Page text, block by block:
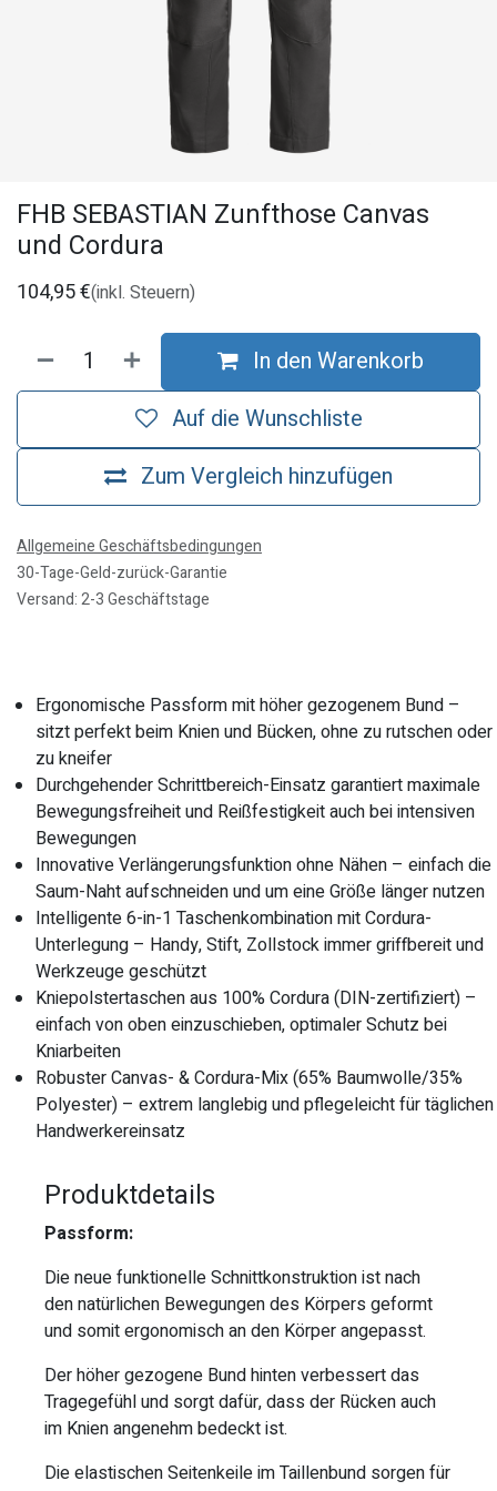
FHB SEBASTIAN Zunfthose Canvas
und Cordura
104,95€(inkl. Steuern)
In den Warenkorb
Zum Vergleich hinzufügen
Auf die Wunschliste
Allgemeine Geschäftsbedingungen
30-Tage-Geld-zurück-Garantie
Versand: 2-3 Geschäftstage
Ergonomische Passform mit höher gezogenem Bund –
sitzt perfekt beim Knien und Bücken, ohne zu rutschen oder
zu kneifer
Durchgehender Schrittbereich-Einsatz garantiert maximale
Bewegungsfreiheit und Reißfestigkeit auch bei intensiven
Bewegungen
Innovative Verlängerungsfunktion ohne Nähen – einfach die
Saum-Naht aufschneiden und um eine Größe länger nutzen
Intelligente 6-in-1 Taschenkombination mit Cordura-
Unterlegung – Handy, Stift, Zollstock immer griffbereit und
Werkzeuge geschützt
Kniepolstertaschen aus 100% Cordura (DIN-zertifiziert) –
einfach von oben einzuschieben, optimaler Schutz bei
Kniarbeiten
Robuster Canvas- & Cordura-Mix (65% Baumwolle/35%
Polyester) – extrem langlebig und pflegeleicht für täglichen
Handwerkereinsatz
Produktdetails
Passform:
Die neue funktionelle Schnittkonstruktion ist nach
den natürlichen Bewegungen des Körpers geformt
und somit ergonomisch an den Körper angepasst.
Der höher gezogene Bund hinten verbessert das
Tragegefühl und sorgt dafür, dass der Rücken auch
im Knien angenehm bedeckt ist.
Die elastischen Seitenkeile im Taillenbund sorgen für